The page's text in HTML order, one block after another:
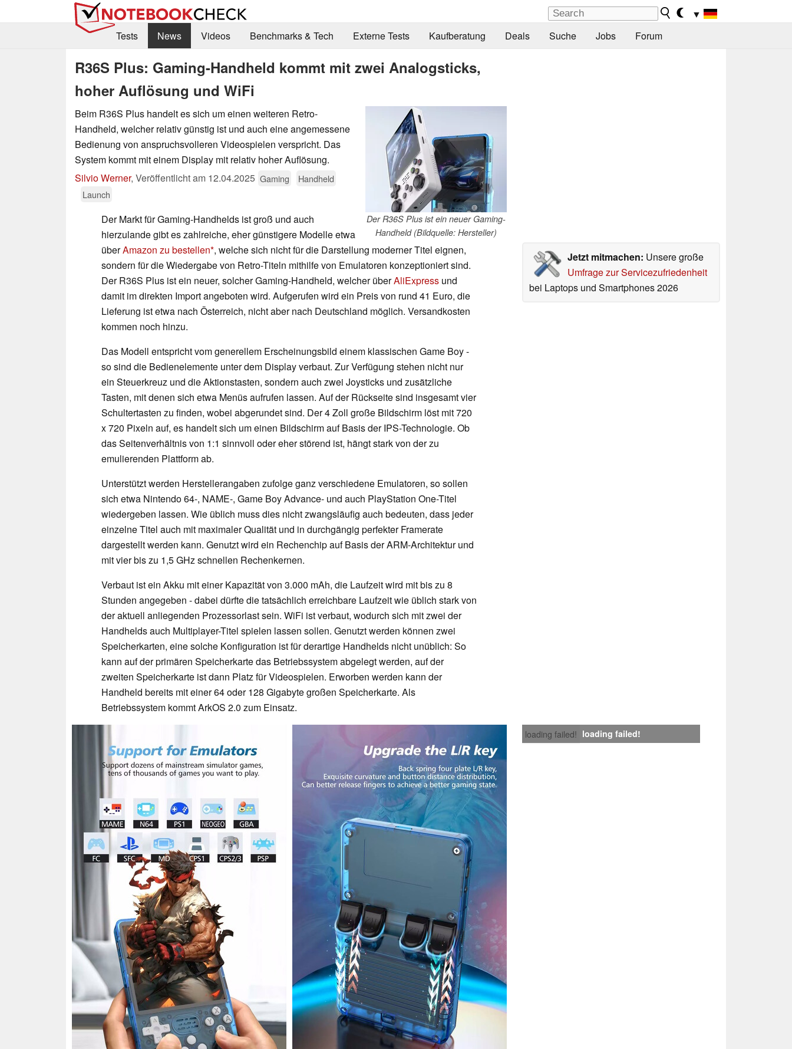
▼
Tests
News Videos Benchmarks & Tech Externe Tests Kaufberatung Deals Suche Jobs Forum
R36S Plus: Gaming-Handheld kommt mit zwei Analogsticks,
hoher Auflösung und WiFi
Der R36S Plus ist ein neuer Gaming-
Handheld (Bildquelle: Hersteller)
Beim R36S Plus handelt es sich um einen weiteren Retro-
Handheld, welcher relativ günstig ist und auch eine angemessene
Bedienung von anspruchsvolleren Videospielen verspricht. Das
System kommt mit einem Display mit relativ hoher Auflösung.
Silvio Werner, Veröffentlicht am 12.04.2025 Gaming
Handheld
Launch
Jetzt mitmachen: Unsere große
Umfrage zur Servicezufriedenheit
bei Laptops und Smartphones 2026
Der Markt für Gaming-Handhelds ist groß und auch
hierzulande gibt es zahlreiche, eher günstigere Modelle etwa
überAmazon zu bestellen , welche sich nicht für die Darstellung moderner Titel eignen,
sondern für die Wiedergabe von Retro-Titeln mithilfe von Emulatoren konzeptioniert sind.
Der R36S Plus ist ein neuer, solcher Gaming-Handheld, welcher überAliExpress und
damit im direkten Import angeboten wird. Aufgerufen wird ein Preis von rund 41 Euro, die
Lieferung ist etwa nach Österreich, nicht aber nach Deutschland möglich. Versandkosten
kommen noch hinzu.
Das Modell entspricht vom generellem Erscheinungsbild einem klassischen Game Boy -
so sind die Bedienelemente unter dem Display verbaut. Zur Verfügung stehen nicht nur
ein Steuerkreuz und die Aktionstasten, sondern auch zwei Joysticks und zusätzliche
Tasten, mit denen sich etwa Menüs aufrufen lassen. Auf der Rückseite sind insgesamt vier
Schultertasten zu finden, wobei abgerundet sind. Der 4 Zoll große Bildschirm löst mit 720
x 720 Pixeln auf, es handelt sich um einen Bildschirm auf Basis der IPS-Technologie. Ob
das Seitenverhältnis von 1:1 sinnvoll oder eher störend ist, hängt stark von der zu
emulierenden Plattform ab.
Unterstützt werden Herstellerangaben zufolge ganz verschiedene Emulatoren, so sollen
sich etwa Nintendo 64-, NAME-, Game Boy Advance- und auch PlayStation One-Titel
wiedergeben lassen. Wie üblich muss dies nicht zwangsläufig auch bedeuten, dass jeder
einzelne Titel auch mit maximaler Qualität und in durchgängig perfekter Framerate
dargestellt werden kann. Genutzt wird ein Rechenchip auf Basis der ARM-Architektur und
mit vier bis zu 1,5 GHz schnellen Rechenkernen.
Verbaut ist ein Akku mit einer Kapazität von 3.000 mAh, die Laufzeit wird mit bis zu 8
Stunden angegeben - dabei dürfte die tatsächlich erreichbare Laufzeit wie üblich stark von
der aktuell anliegenden Prozessorlast sein. WiFi ist verbaut, wodurch sich mit zwei der
Handhelds auch Multiplayer-Titel spielen lassen sollen. Genutzt werden können zwei
Speicherkarten, eine solche Konfiguration ist für derartige Handhelds nicht unüblich: So
kann auf der primären Speicherkarte das Betriebssystem abgelegt werden, auf der
zweiten Speicherkarte ist dann Platz für Videospielen. Erworben werden kann der
Handheld bereits mit einer 64 oder 128 Gigabyte großen Speicherkarte. Als
Betriebssystem kommt ArkOS 2.0 zum Einsatz.
loading failed! loading failed!